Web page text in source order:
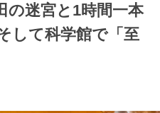
の迷宮と1時間一本
して科学館で「至